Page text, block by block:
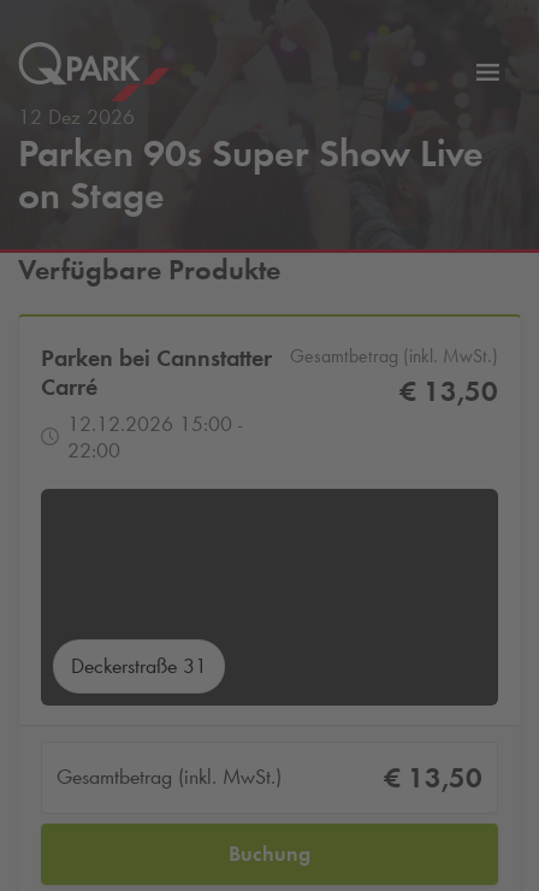
Zur
12 Dez 2026
Parken 90s Super Show Live
on Stage
Verfügbare Produkte
Parken bei Cannstatter
Carré
12.12.2026 15:00 -
22:00
Gesamtbetrag (inkl. MwSt.)
€ 13,50
Deckerstraße 31
Gesamtbetrag (inkl. MwSt.) € 13,50
Buchung